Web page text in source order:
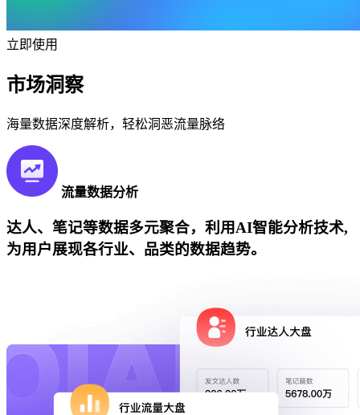
立即使用
市场洞察
海量数据深度解析，轻松洞恶流量脉络
流量数据分析
达人、笔记等数据多元聚合，利用AI智能分析技术,
为用户展现各行业、品类的数据趋势。